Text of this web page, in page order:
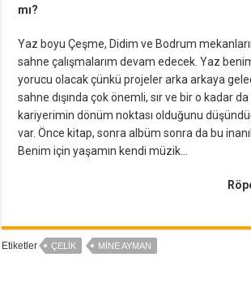
mı?
Yaz boyu Çeşme, Didim ve Bodrum
sahne çalışmalarım devam edecek. Yaz
yorucu olacak çünkü projeler arka arkaya
sahne dışında çok önemli, sır ve bir o kadar
kariyerimin dönüm noktası olduğunu
var. Önce kitap, sonra albüm sonra da bu
Benim için yaşamın kendi müzik…
Etiketler ÇELIK MINE AYMAN